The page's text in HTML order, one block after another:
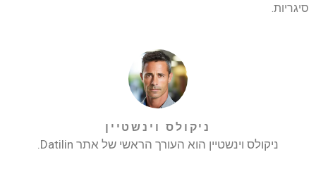
סיגריות.
ניקולס וינשטיין
ניקולס וינשטיין הוא העורך הראשי של אתר Datilin.